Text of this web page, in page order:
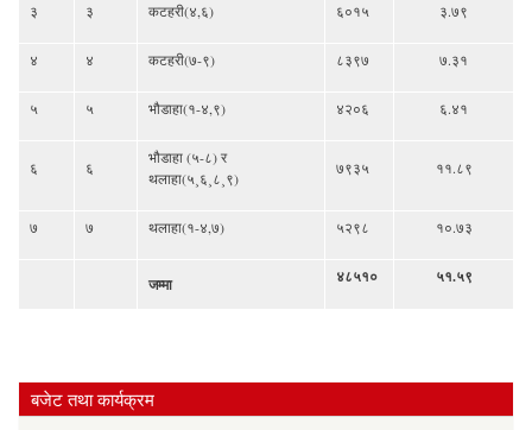
३ ३ कटहरी(४,६) ६०१५ ३.७९
४ ४ कटहरी(७-९) ८३९७ ७.३१
५ ५ भौडाहा(१-४,९) ४२०६ ६.४१
६ ६
भौडाहा (५-८) र
थलाहा(५¸६¸८¸९)
७९३५ ११.८९
७ ७ थलाहा(१-४,७) ५२९८ १०.७३
जम्मा ४८५१० ५१.५९
बजेट तथा कार्यक्रम